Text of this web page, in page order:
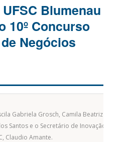
Blumenau
10º Concurso
Negócios
Gabriela Grosch, Camila Beatriz
Santos e o Secretário de Inovação
Claudio Amante.